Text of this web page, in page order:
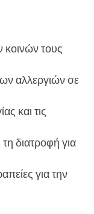
Προτάσεις
των αλλεργιών
αποφυγή
κοινών τους
αλλεργιών σε
και τις
διατροφή για
για την